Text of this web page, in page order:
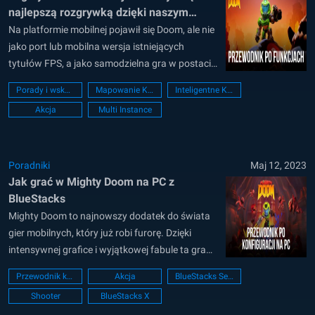
najlepszą rozgrywką dzięki naszym
narzędziom BlueStacks
Na platformie mobilnej pojawił się Doom, ale nie
jako port lub mobilna wersja istniejących
tytułów FPS, a jako samodzielna gra w postaci
Mighty Doom. Ta strzelanka z widokiem z góry,
oparta na popularnym uniwersum Dooma, daje
nam kontrolę nad naszym własnym Mini
Porady i wskazówki Mapowanie Klawiszy
Inteligentne Kontrolki
Akcja
Multi Instance
Poradniki Maj 12, 2023
Jak grać w Mighty Doom na PC z
BlueStacks
Mighty Doom to najnowszy dodatek do świata
gier mobilnych, który już robi furorę. Dzięki
intensywnej grafice i wyjątkowej fabule ta gra
szybko stała się tematem rozmów w mieście.
Ale unikalną cechą, która odróżnia ją od reszty,
jest to, że możesz zacząć grać w Mighty Doom
Przewodnik konfiguracji PC Akcja
BlueStacks Setup
Shooter
BlueStacks X